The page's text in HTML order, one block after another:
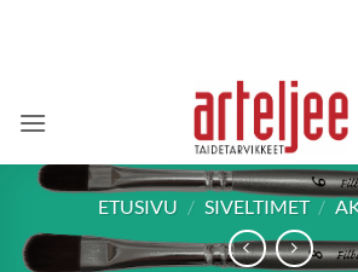
ETUSIVU / SIVELTIMET /